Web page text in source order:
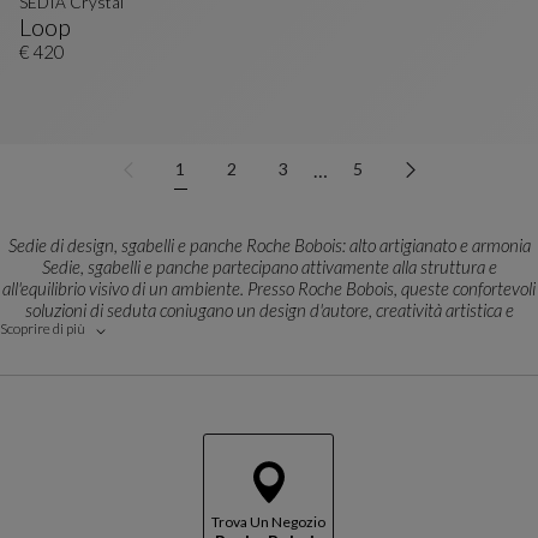
Loop
SEDIA Crystal
Vedi La Descrizione Completa
€ 420
1 2 3 5
Sedie di design, sgabelli e panche Roche Bobois: alto artigianato e armonia
Sedie, sgabelli e panche partecipano attivamente alla struttura e
all'equilibrio visivo di un ambiente. Presso Roche Bobois, queste confortevoli
soluzioni di seduta coniugano un design d'autore, creatività artistica e
a designer di fama internazionale e creatori esclusivi. Linee pure, silhouette
forte personalità.
Versatilità e stile per ogni configurazione della zona giorno
Dalle eleganti sedie da pranzo di design fino ai raffinati sgabelli per l'isola
della cucina o alle ricercate panche da pranzo moderne, ogni formato
Scoprire di più
Trova Un Negozio